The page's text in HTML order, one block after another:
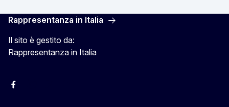
Rappresentanza in Italia
Il sito è gestito da:
Rappresentanza in Italia
Facebook Europa in Italia